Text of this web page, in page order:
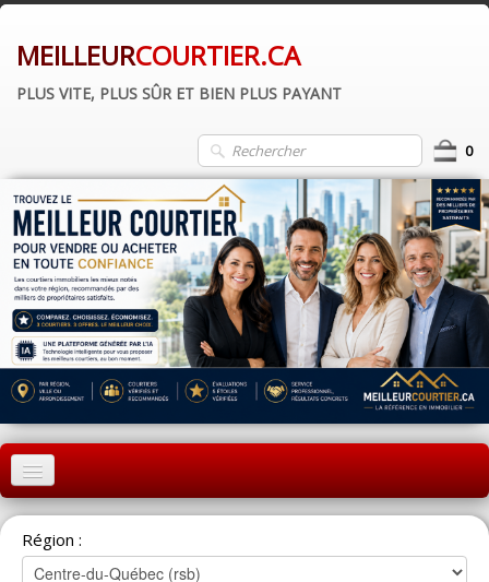
MEILLEURCOURTIER.CA
PLUS VITE, PLUS SÛR ET BIEN PLUS PAYANT
0
ACCUEIL
MONTRÉAL
Région :